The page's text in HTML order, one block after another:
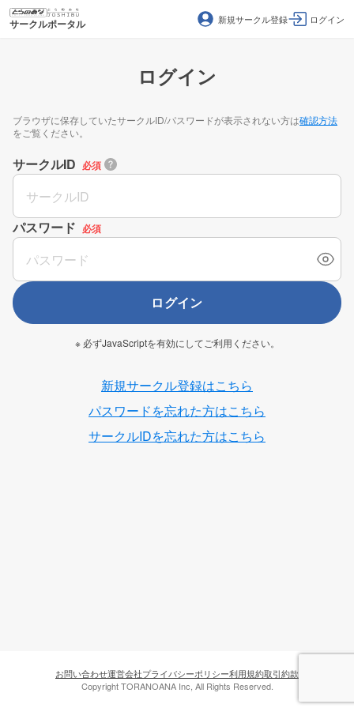
サークルポータル 新規サークル登録 ログイン
ログイン
ブラウザに保存していたサークルID/パスワードが表示されない方は確認方法
をご覧ください。
サークルID 必須
パスワード 必須
ログイン
※ 必ずJavaScriptを有効にしてご利用ください。
新規サークル登録はこちら
パスワードを忘れた方はこちら
サークルIDを忘れた方はこちら
お問い合わせ運営会社プライバシーポリシー利用規約取引約款
Copyright TORANOANA Inc, All Rights Reserved.